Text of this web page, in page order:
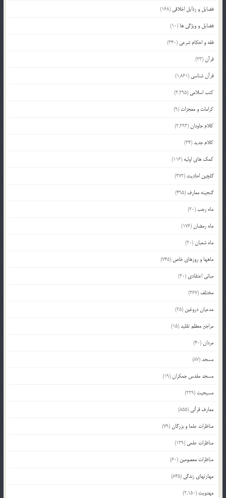
فضایل و رذایل اخلاقی (168)
فضایل و ویژگی ها (10)
فقه و احکام شرعی (340)
قرآن(23)
قرآن شناسی (1,861)
کتب اسلامی (2,295)
کرامات و معجزات (9)
کلام جاودان(2,293)
کلام جدید(34)
کمک های اولیه (116)
گلچین احادیث (372)
گنجینه معارف (495)
ماه رجب(20)
ماه رمضان(176)
ماه شعبان(20)
ماهها و روزهای خاص (745)
مبانی اعتقادی (20)
مختلف (367)
مدعیان دروغین (25)
مراجع معظم تقلید(15)
مردان(40)
مسجد(87)
مسجد مقدس جمکران(19)
مسیحیت (229)
معارف قرآنی (855)
مناظرات علما و بزرگان(79)
مناظرات علمی (139)
مناظرات معصومین (60)
مهارتهای زندگی (845)
مهدویت (2,150)